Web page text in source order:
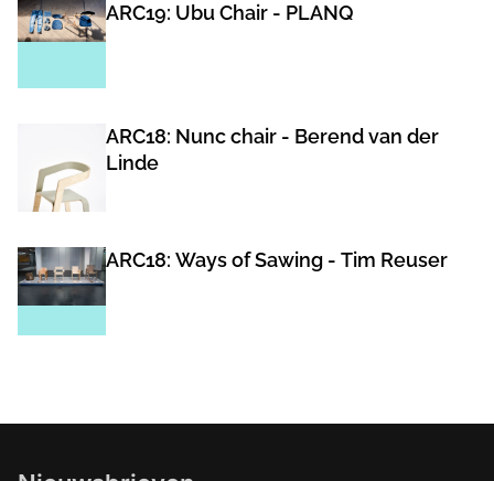
ARC19: Ubu Chair - PLANQ
ARC18: Nunc chair - Berend van der
Linde
ARC18: Ways of Sawing - Tim Reuser